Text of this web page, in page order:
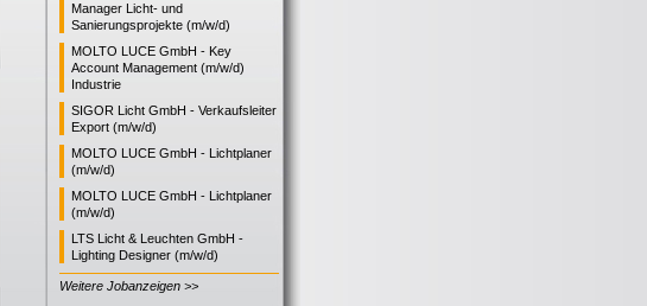
Manager Licht- und
Sanierungsprojekte (m/w/d)
MOLTO LUCE GmbH - Key
Account Management (m/w/d)
Industrie
SIGOR Licht GmbH - Verkaufsleiter
Export (m/w/d)
MOLTO LUCE GmbH - Lichtplaner
(m/w/d)
MOLTO LUCE GmbH - Lichtplaner
(m/w/d)
LTS Licht & Leuchten GmbH -
Lighting Designer (m/w/d)
Weitere Jobanzeigen >>